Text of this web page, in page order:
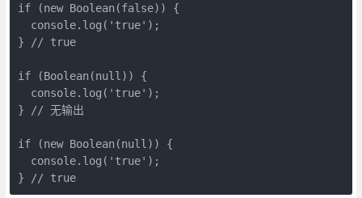
if (new Boolean(false)) {
  console.log('true');
} // true
if (Boolean(null)) {
  console.log('true');
} // 无输出
if (new Boolean(null)) {
  console.log('true');
} // true